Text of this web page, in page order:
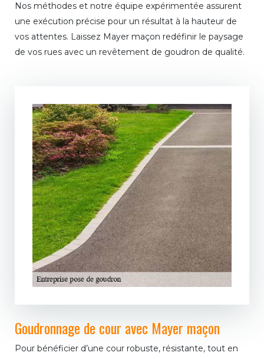
Nos méthodes et notre équipe expérimentée assurent
une exécution précise pour un résultat à la hauteur de
vos attentes. Laissez Mayer maçon redéfinir le paysage
de vos rues avec un revêtement de goudron de qualité.
Goudronnage de cour avec Mayer maçon
Pour bénéficier d’une cour robuste, résistante, tout en